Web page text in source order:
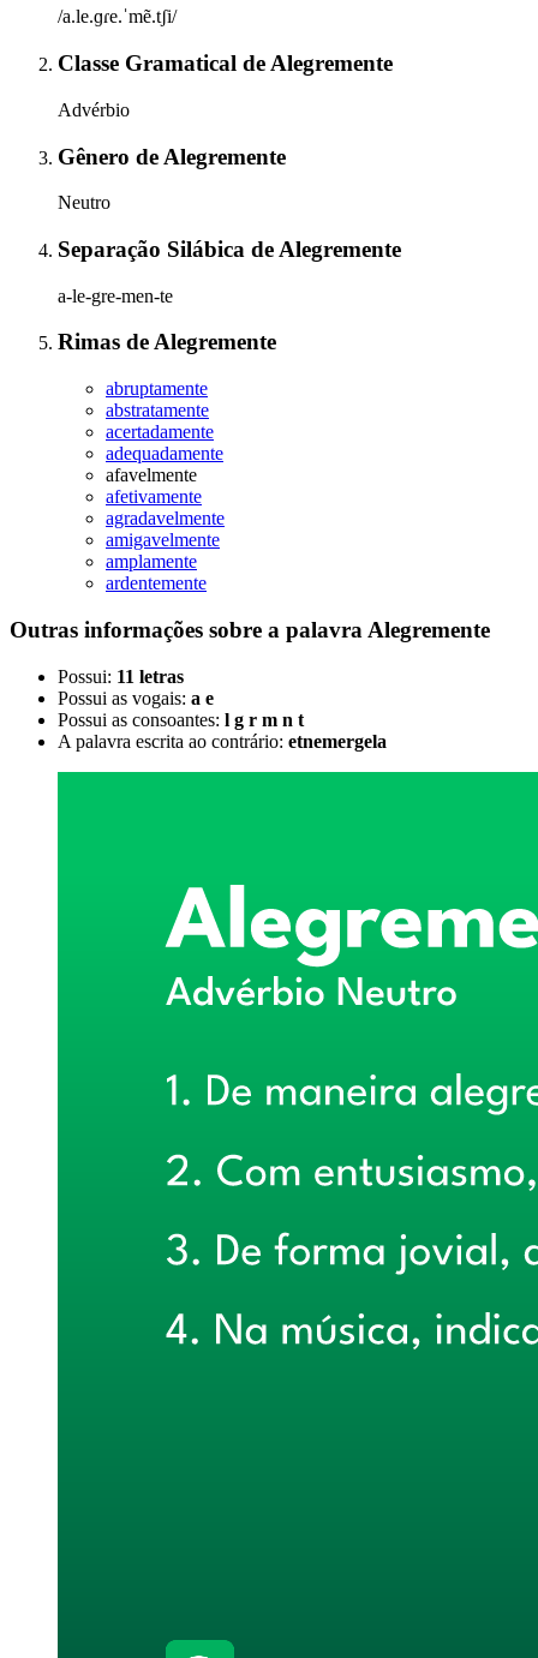
/a.le.ɡɾe.ˈmẽ.tʃi/
Classe Gramatical de Alegremente
Advérbio
Gênero de Alegremente
Neutro
Separação Silábica de Alegremente
a-le-gre-men-te
Rimas deAlegremente
abruptamente
abstratamente
acertadamente
adequadamente
afavelmente
afetivamente
agradavelmente
amigavelmente
amplamente
ardentemente
Outras informações sobre a palavra Alegremente
Possui: 11 letras
Possui as vogais: a e
Possui as consoantes: l g r m n t
A palavra escrita ao contrário: etnemergela